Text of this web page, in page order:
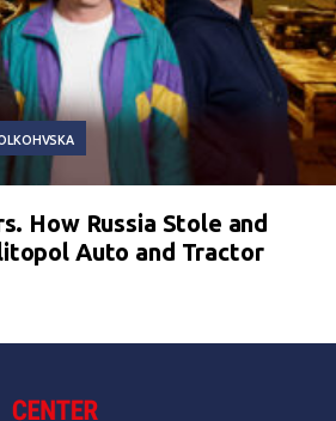
How Russia Stole and
Auto and Tractor